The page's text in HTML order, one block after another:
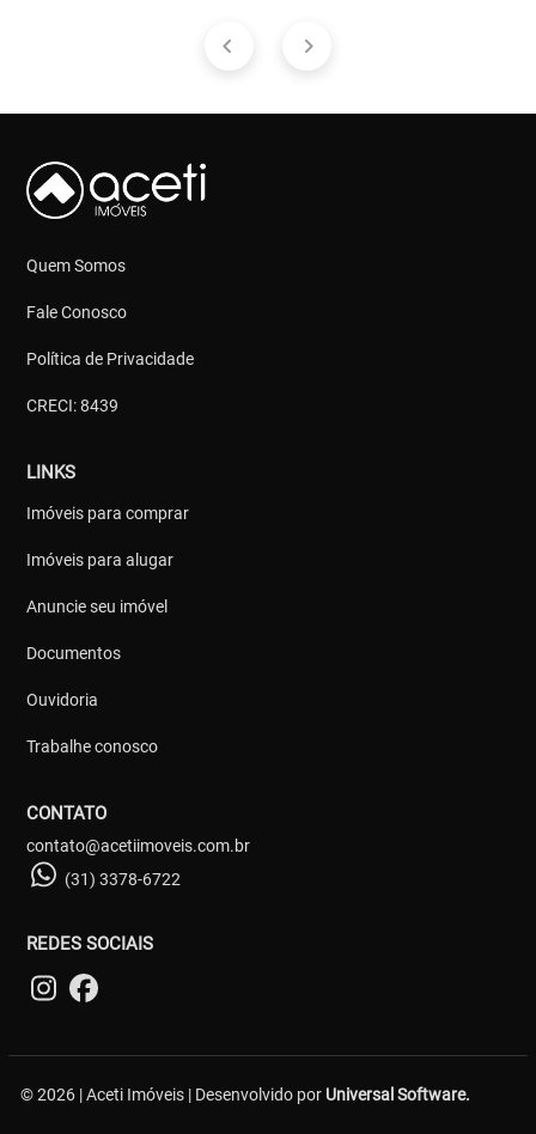
Quem Somos
Fale Conosco
Política de Privacidade
CRECI: 8439
LINKS
Imóveis para comprar
Imóveis para alugar
Anuncie seu imóvel
Documentos
Ouvidoria
Trabalhe conosco
CONTATO
contato@acetiimoveis.com.br
(31) 3378-6722
REDES SOCIAIS
© 2026 | Aceti Imóveis | Desenvolvido por Universal Software.